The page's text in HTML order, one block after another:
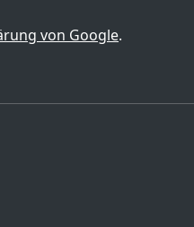
von Google.